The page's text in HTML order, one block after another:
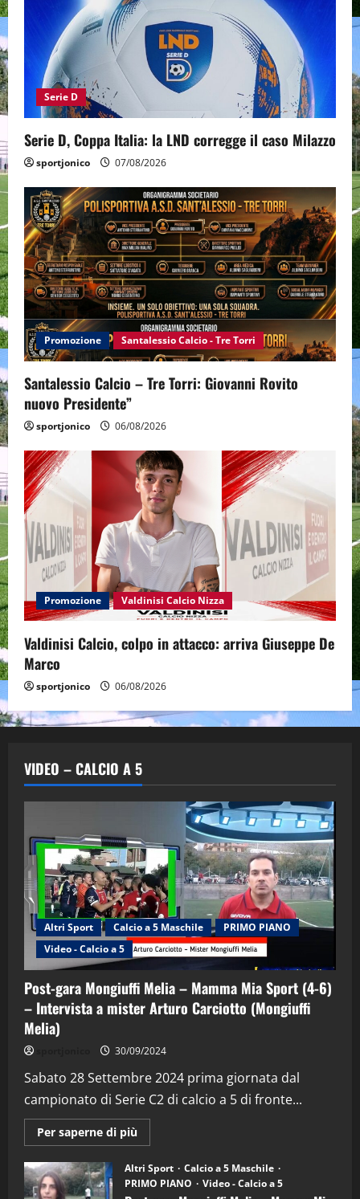
Serie D
Serie D, Coppa Italia: la LND corregge il caso Milazzo
sportjonico 07/08/2026
Promozione Santalessio Calcio - Tre Torri
Santalessio Calcio – Tre Torri: Giovanni Rovito
nuovo Presidente”
sportjonico 06/08/2026
Promozione Valdinisi Calcio Nizza
Valdinisi Calcio, colpo in attacco: arriva Giuseppe De
Marco
sportjonico 06/08/2026
VIDEO – CALCIO A 5
Altri Sport Calcio a 5 Maschile
PRIMO PIANO
Video - Calcio a 5
Post-gara Mongiuffi Melia – Mamma Mia Sport (4-6)
– Intervista a mister Arturo Carciotto (Mongiuffi
Melia)
30/09/2024
Sabato 28 Settembre 2024 prima giornata dal
campionato di Serie C2 di calcio a 5 di fronte...
Per saperne di più
informazioni
Post-
gara
Mongiuffi
Altri Sport
Calcio a 5 Maschile
PRIMO PIANO
Video - Calcio a 5
2
“SportEmpire” in Podcast: 29^ Puntata
(Martedi 28 Aprile 2026)
28/04/2026
"SportEmpire" in Podcast
“SportEmpire” in Podcast: 28^ Puntata
(Martedi 21 Aprile 2026)